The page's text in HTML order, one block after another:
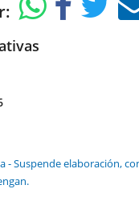
- Suspende elaboración,